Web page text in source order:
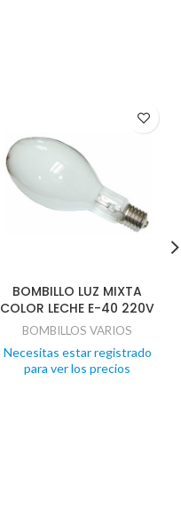
BOMBILLO LUZ MIXTA
COLOR LECHE E-40 220V
BOMBILLOS VARIOS
Necesitas estar registrado
para ver los precios